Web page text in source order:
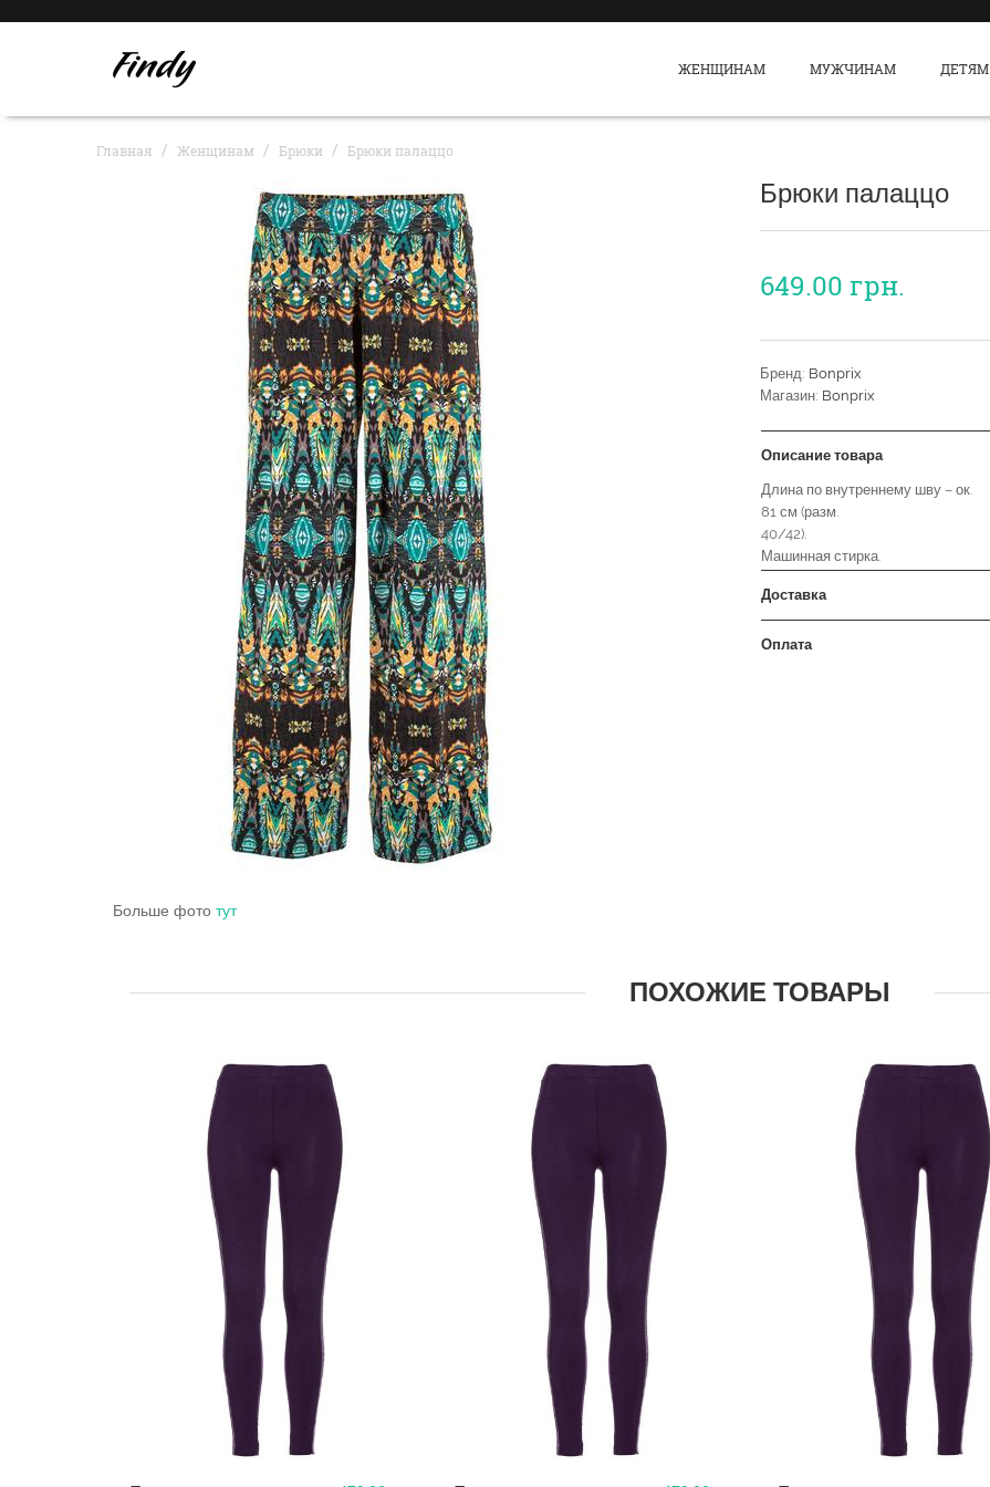
ЖЕНЩИНАМ МУЖЧИНАМ ДЕТЯМ
Главная Женщинам Брюки Брюки палаццо
Больше фото тут
Брюки палаццо
649.00 грн.
Бренд: Bonprix
Магазин: Bonprix
Описание товара
Длина по внутреннему шву – ок.
81 см (разм.
40/42).
Машинная стирка.
Доставка
Оплата
ПОХОЖИЕ ТОВАРЫ